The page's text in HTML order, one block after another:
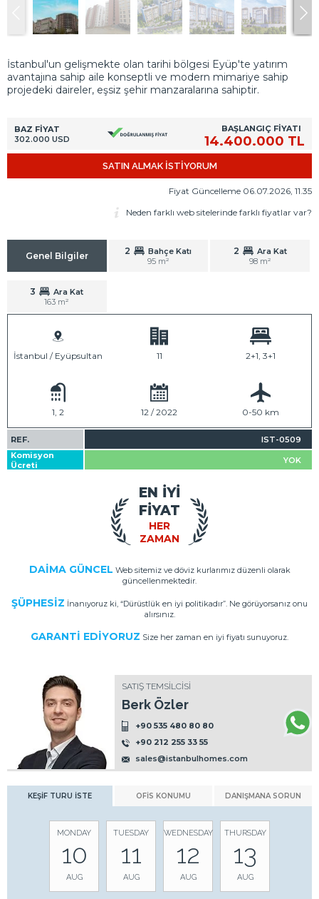
İstanbul'un gelişmekte olan tarihi bölgesi Eyüp'te yatırım
avantajına sahip aile konseptli ve modern mimariye sahip
projedeki daireler, eşsiz şehir manzaralarına sahiptir.
BAZ FİYAT
302.000 USD
BAŞLANGIÇ FİYATI
14.400.000 TL
SATIN ALMAK İSTİYORUM
Fiyat Güncelleme 06.07.2026, 11.35
Neden farklı web sitelerinde farklı fiyatlar var?
Genel Bilgiler 2
Bahçe Katı
95 m²
2
Ara Kat
98 m²
3
Ara Kat
163 m²
İstanbul / Eyüpsultan 11 2+1, 3+1
1, 2 12 / 2022 0-50 km
REF.
IST-0509
Komisyon
Ücreti
YOK
HER
ZAMAN
EN İYİ
FİYAT
DAİMA GÜNCEL Web sitemiz ve döviz kurlarımız düzenli olarak
güncellenmektedir.
ŞÜPHESİZ İnanıyoruz ki, “Dürüstlük en iyi politikadır”. Ne görüyorsanız onu
alırsınız.
GARANTİ EDİYORUZ Size her zaman en iyi fiyatı sunuyoruz.
SATIŞ TEMSİLCİSİ
Berk Özler
+90 535 480 80 80
+90 212 255 33 55
sales@istanbulhomes.com
KEŞİF TURU İSTE OFİS KONUMU DANIŞMANA SORUN
MONDAY
10
AUG
TUESDAY
11
AUG
WEDNESDAY
12
AUG
THURSDAY
13
AUG